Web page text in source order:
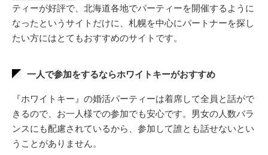
ティーが好評で、北海道各地でパーティーを開催するように
なったというサイトだけに、札幌を中心にパートナーを探し
たい方にはとてもおすすめのサイトです。
一人で参加をするならホワイトキーがおすすめ
『ホワイトキー』の婚活パーティーは着席して全員と話がで
きるので、お一人様での参加でも安心です。男女の人数バラ
ンスにも配慮されているから、参加して誰とも話せないとい
うことがありません。